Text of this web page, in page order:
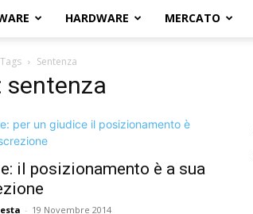
HARDWARE MERCATO
Tags Sentenza
sentenza
il posizionamento è a sua
- 19 Novembre 2014